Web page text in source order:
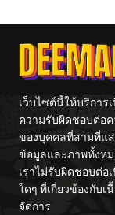
เว็บไซต์นี้ให้บริการ
ความรับผิดชอบต่อ
ของบุคคลที่สามที่แ
ข้อมูลและภาพทั้งหม
เราไม่รับผิดชอบต่
ใดๆ ที่เกี่ยวข้องกับ
จัดการ